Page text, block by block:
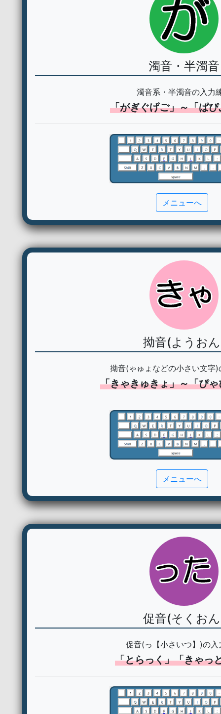
濁音・半濁音
濁音系・半濁音の入力
「がぎぐげご」～「ぱ
メニューへ
拗音(ようお
拗音(ゃゅょなどの小さい文字)
「きゃきゅきょ」～「ぴ
メニューへ
促音(そくお
促音(っ【小さいつ】)の入
「とらっく」「きゃっ